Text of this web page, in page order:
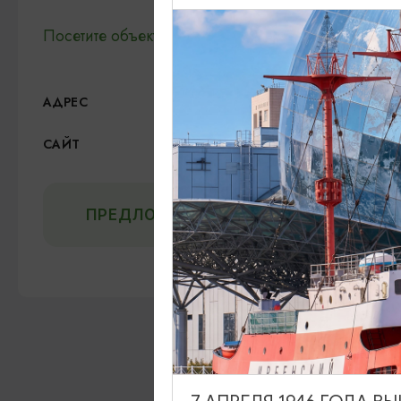
Посетите объект и получите Первую степень
АДРЕС Нестеровский р-он,
САЙТ Официальный сайт
ПРЕДЛОЖИТЬ ИНФОРМАЦИЮ